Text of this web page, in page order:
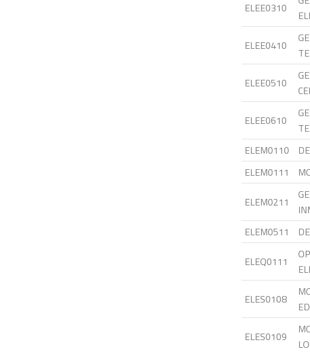
ELEE0310
ELEE0410
ELEE0510
ELEE0610
ELEM0110
ELEM0111
ELEM0211
ELEM0511
ELEQ0111
ELES0108
ELES0109